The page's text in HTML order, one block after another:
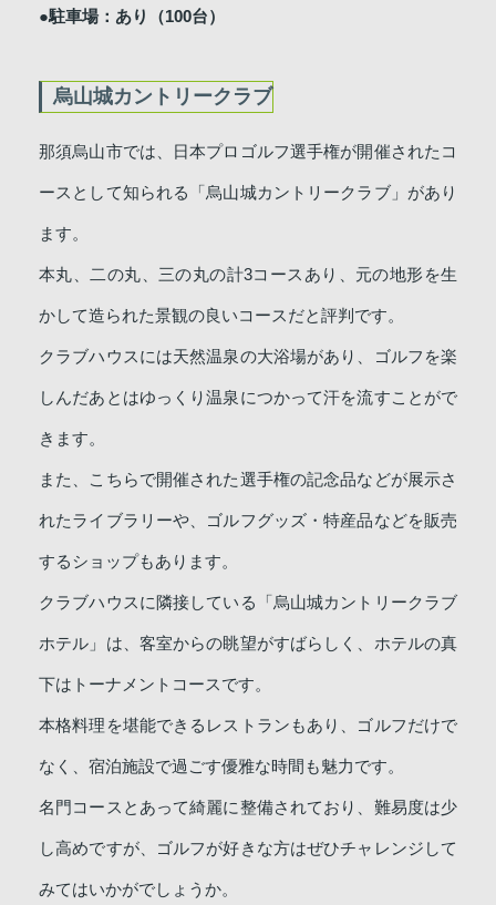
●駐車場：あり（100台）
烏山城カントリークラブ
那須烏山市では、日本プロゴルフ選手権が開催されたコ
ースとして知られる「烏山城カントリークラブ」があり
ます。
本丸、二の丸、三の丸の計3コースあり、元の地形を生
かして造られた景観の良いコースだと評判です。
クラブハウスには天然温泉の大浴場があり、ゴルフを楽
しんだあとはゆっくり温泉につかって汗を流すことがで
きます。
また、こちらで開催された選手権の記念品などが展示さ
れたライブラリーや、ゴルフグッズ・特産品などを販売
するショップもあります。
クラブハウスに隣接している「烏山城カントリークラブ
ホテル」は、客室からの眺望がすばらしく、ホテルの真
下はトーナメントコースです。
本格料理を堪能できるレストランもあり、ゴルフだけで
なく、宿泊施設で過ごす優雅な時間も魅力です。
名門コースとあって綺麗に整備されており、難易度は少
し高めですが、ゴルフが好きな方はぜひチャレンジして
みてはいかがでしょうか。